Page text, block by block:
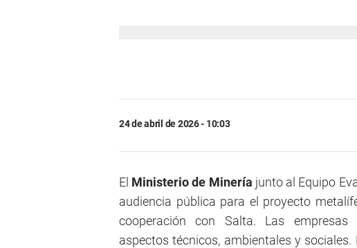
24 de abril de 2026 - 10:03
El Ministerio de Minería junto al Equipo
audiencia pública para el proyecto
cooperación con Salta. Las empresas
aspectos técnicos, ambientales y